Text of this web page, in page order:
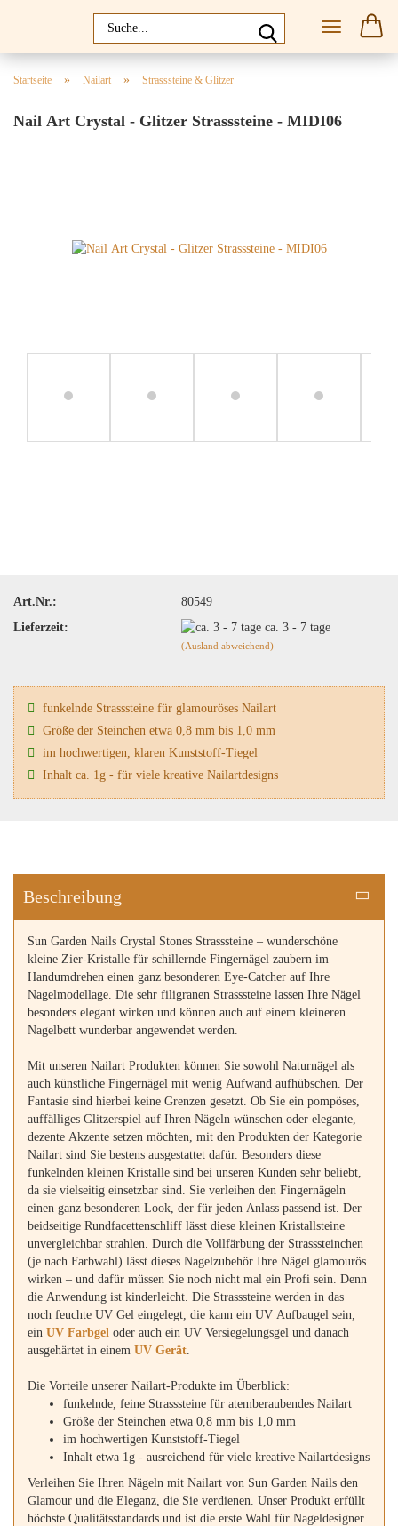
Startseite » Nailart » Strasssteine & Glitzer
Nail Art Crystal - Glitzer Strasssteine - MIDI06
Art.Nr.:
80549
Lieferzeit:
ca. 3 - 7 tage
(Ausland abweichend)
funkelnde Strasssteine für glamouröses Nailart
Größe der Steinchen etwa 0,8 mm bis 1,0 mm
im hochwertigen, klaren Kunststoff-Tiegel
Inhalt ca. 1g - für viele kreative Nailartdesigns
Beschreibung
Sun Garden Nails Crystal Stones Strasssteine – wunderschöne
kleine Zier-Kristalle für schillernde Fingernägel zaubern im
Handumdrehen einen ganz besonderen Eye-Catcher auf Ihre
Nagelmodellage. Die sehr filigranen Strasssteine lassen Ihre Nägel
besonders elegant wirken und können auch auf einem kleineren
Nagelbett wunderbar angewendet werden.
Mit unseren Nailart Produkten können Sie sowohl Naturnägel als
auch künstliche Fingernägel mit wenig Aufwand aufhübschen. Der
Fantasie sind hierbei keine Grenzen gesetzt. Ob Sie ein pompöses,
auffälliges Glitzerspiel auf Ihren Nägeln wünschen oder elegante,
dezente Akzente setzen möchten, mit den Produkten der Kategorie
Nailart sind Sie bestens ausgestattet dafür. Besonders diese
funkelnden kleinen Kristalle sind bei unseren Kunden sehr beliebt,
da sie vielseitig einsetzbar sind. Sie verleihen den Fingernägeln
einen ganz besonderen Look, der für jeden Anlass passend ist. Der
beidseitige Rundfacettenschliff lässt diese kleinen Kristallsteine
unvergleichbar strahlen. Durch die Vollfärbung der Strasssteinchen
(je nach Farbwahl) lässt dieses Nagelzubehör Ihre Nägel glamourös
wirken – und dafür müssen Sie noch nicht mal ein Profi sein. Denn
die Anwendung ist kinderleicht. Die Strasssteine werden in das
noch feuchte UV Gel eingelegt, die kann ein UV Aufbaugel sein,
ein UV Farbgel oder auch ein UV Versiegelungsgel und danach
ausgehärtet in einem UV Gerät
Die Vorteile unserer Nailart-Produkte im Überblick:
funkelnde, feine Strasssteine für atemberaubendes Nailart
Größe der Steinchen etwa 0,8 mm bis 1,0 mm
im hochwertigen Kunststoff-Tiegel
Inhalt etwa 1g - ausreichend für viele kreative Nailartdesigns
Verleihen Sie Ihren Nägeln mit Nailart von Sun Garden Nails den
Glamour und die Eleganz, die Sie verdienen. Unser Produkt erfüllt
höchste Qualitätsstandards und ist die erste Wahl für Nageldesigner.